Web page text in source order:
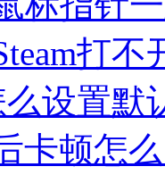
打
设置默
卡顿怎